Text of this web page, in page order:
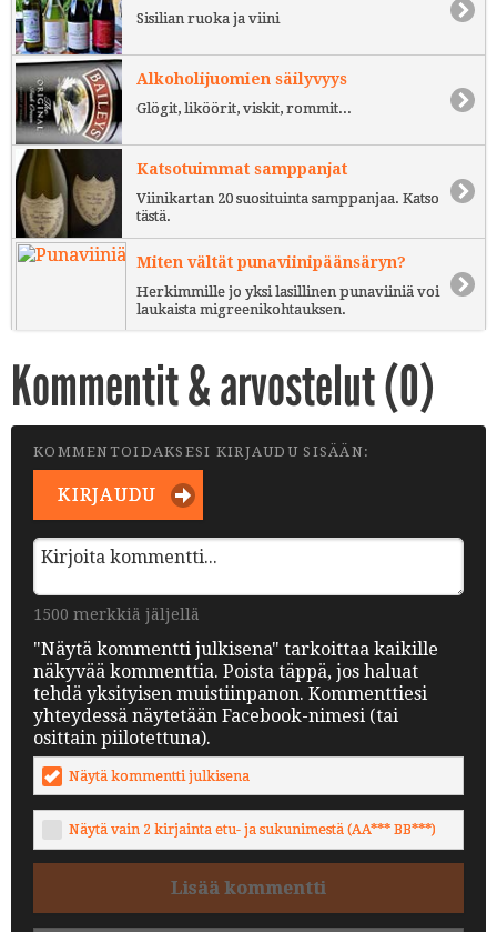
Sisilian ruoka ja viini
Alkoholijuomien säilyvyys
Glögit, liköörit, viskit, rommit...
Katsotuimmat samppanjat
Viinikartan 20 suosituinta samppanjaa. Katso
tästä.
Miten vältät punaviinipäänsäryn?
Herkimmille jo yksi lasillinen punaviiniä voi
laukaista migreenikohtauksen.
Kommentit & arvostelut (0)
KOMMENTOIDAKSESI KIRJAUDU SISÄÄN:
KIRJAUDU
1500 merkkiä jäljellä
"Näytä kommentti julkisena" tarkoittaa kaikille
näkyvää kommenttia. Poista täppä, jos haluat
tehdä yksityisen muistiinpanon. Kommenttiesi
yhteydessä näytetään Facebook-nimesi (tai
osittain piilotettuna).
Näytä kommentti julkisena
Näytä vain 2 kirjainta etu- ja sukunimestä (AA*** BB***)
Lisää kommentti